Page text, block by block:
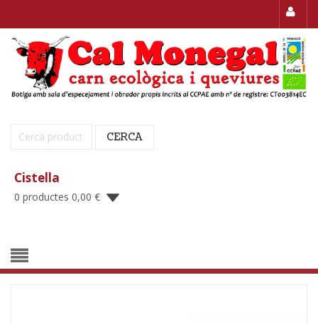
Cerca: CERCA
Cistella
0 productes 0,00 €